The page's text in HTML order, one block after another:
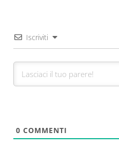
Iscriviti
0 COMMENTI